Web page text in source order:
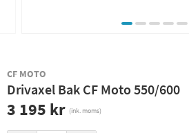
CF MOTO
Drivaxel Bak CF Moto 550/600
3 195 kr (ink. moms)